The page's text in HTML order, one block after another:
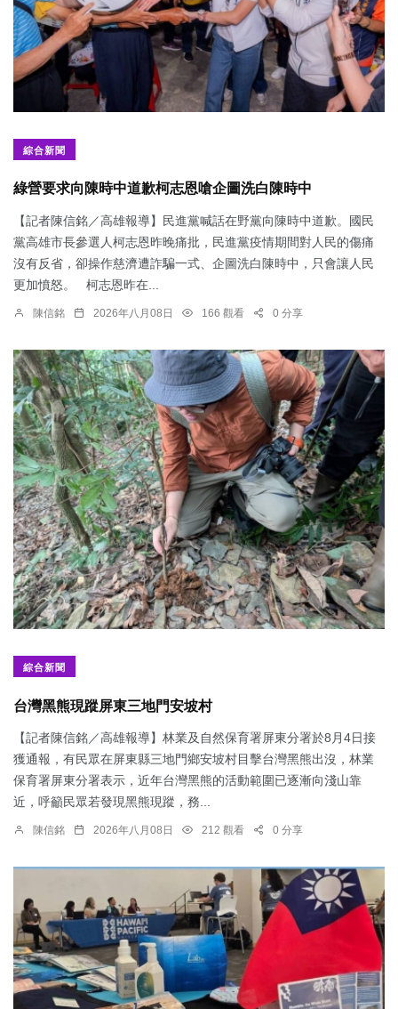
綜合新聞
綠營要求向陳時中道歉柯志恩嗆企圖洗白陳時中
【記者陳信銘／高雄報導】民進黨喊話在野黨向陳時中道歉。國民
黨高雄市長參選人柯志恩昨晚痛批，民進黨疫情期間對人民的傷痛
沒有反省，卻操作慈濟遭詐騙一式、企圖洗白陳時中，只會讓人民
更加憤怒。 柯志恩昨在...
陳信銘 2026年八月08日 166 觀看 0 分享
綜合新聞
台灣黑熊現蹤屏東三地門安坡村
【記者陳信銘／高雄報導】林業及自然保育署屏東分署於8月4日接
獲通報，有民眾在屏東縣三地門鄉安坡村目擊台灣黑熊出沒，林業
保育署屏東分署表示，近年台灣黑熊的活動範圍已逐漸向淺山靠
近，呼籲民眾若發現黑熊現蹤，務...
陳信銘 2026年八月08日 212 觀看 0 分享